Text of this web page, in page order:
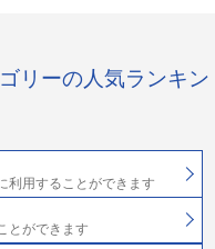
リーの人気ランキン
利用することができます
とができます